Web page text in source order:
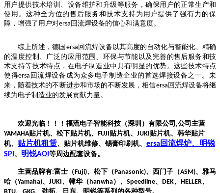
用户提供技术培训、设备维护和升级等服务，确保用户的正常生产和
使用。这种全方位的售后服务和技术支持为用户提供了强有力的保
障，增强了用户对ersa 回流焊设备的信心和满意度。
综上所述，德国 ersa 回流焊设备以其高度的自动化与智能化、精确
的温度控制、广泛的应用范围、环保与节能以及完善的售后服务和技
术支持等技术特点，在电子制造业中具有明显的优势。这些技术特点
使得ersa 回流焊设备成为众多电子制造企业的首选焊接设备之一。未
来，随着技术的不断进步和市场的不断发展，相信ersa 回流焊设备将继
续为电子制造业的发展贡献力量。
欢迎光临！！！福流电子智能科技（深圳）有限公司 ,公司主营
YAMAHA贴片机、松下贴片机、 FUJI 贴片机、 JUKI 贴片机、韩华贴片
机、 贴片机租赁、贴片机维修、锡膏印刷机、 ersa 回流焊炉、明锐
SPI 、 明锐AOI 等周边配套设备。
主营品牌有:富士（ Fuji)、松下（ Panasonic)、西门子（ASM)、雅马
哈（Yamaha)、 JUKI 、韓华（ hanwha）、 Speedline、 DEK、 HELLER、
、 、劲拓、日东、明锐等系列的各种型号。